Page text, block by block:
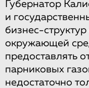
Губернатор
и
бизнес-
окружающей
предоставлять
парниковых
недостаточно